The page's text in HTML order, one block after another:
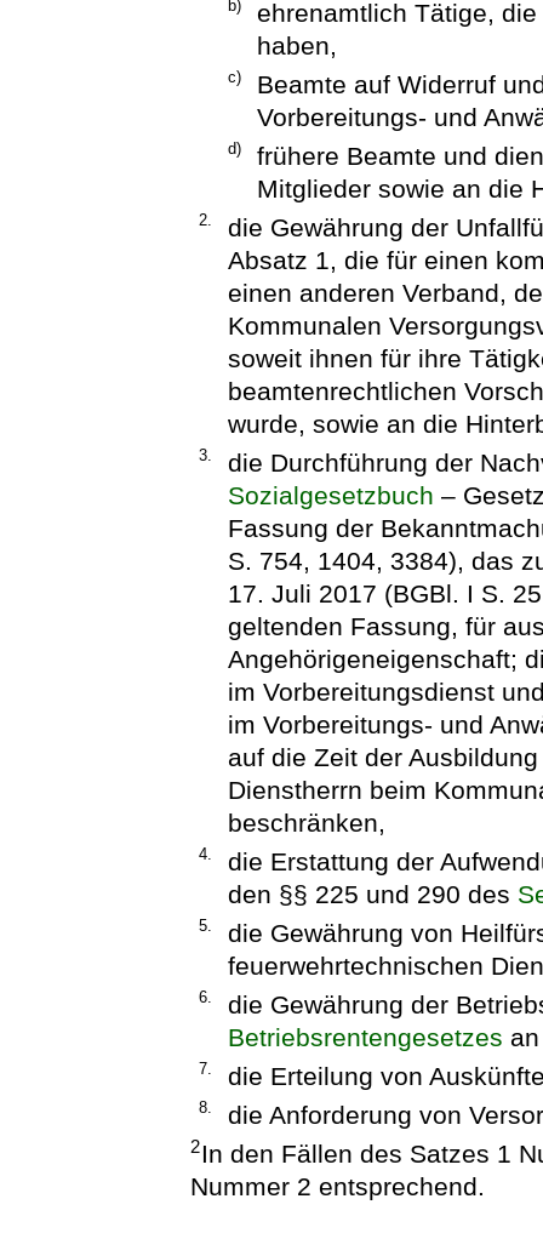
b)
ehrenamtlich Tätige,
haben,
c)
Beamte auf Widerruf
Vorbereitungs- und
d)
frühere Beamte und
Mitglieder sowie an die
2.
die Gewährung der
Absatz 1, die für einen
einen anderen Verband,
Kommunalen
soweit ihnen für ihre
beamtenrechtlichen
wurde, sowie an die
3.
die Durchführung der
Sozialgesetzbuch –
Fassung der
S. 754, 1404, 3384), das
17. Juli 2017 (BGBl. I S.
geltenden Fassung, für
Angehörigeneigenschaft;
im Vorbereitungsdienst
im Vorbereitungs- und
auf die Zeit der
Dienstherrn beim
beschränken,
4.
die Erstattung der
den §§ 225 und 290 des
5.
die Gewährung von
feuerwehrtechnischen
6.
die Gewährung der
Betriebsrentengesetzes
7. die Erteilung von
8. die Anforderung von
2In den Fällen des Satzes 1
Nummer 2 entsprechend.